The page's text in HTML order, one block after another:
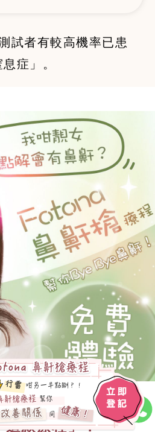
試者有較高機率已患
症」。
症治療方法
這款療程」？